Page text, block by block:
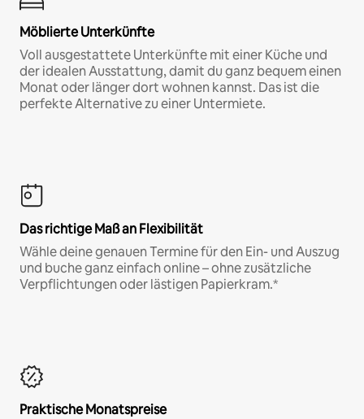
Möblierte Unterkünfte
Voll ausgestattete Unterkünfte mit einer Küche und
der idealen Ausstattung, damit du ganz bequem einen
Monat oder länger dort wohnen kannst. Das ist die
perfekte Alternative zu einer Untermiete.
Das richtige Maß an Flexibilität
Wähle deine genauen Termine für den Ein- und Auszug
und buche ganz einfach online – ohne zusätzliche
Verpflichtungen oder lästigen Papierkram.*
Praktische Monatspreise